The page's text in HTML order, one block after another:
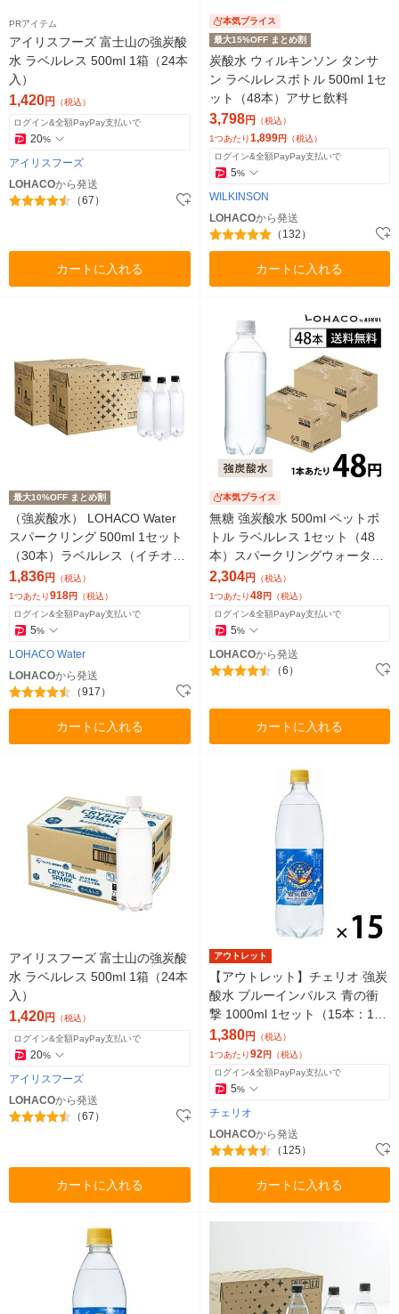
PRアイテム
アイリスフーズ 富士山の強炭酸
水 ラベルレス 500ml 1箱（24本
入）
1,420円 （税込）
ログイン&全額PayPay支払いで
20%
アイリスフーズ
LOHACOから発送
（67）
カートに入れる
本気プライス
最大15%OFF まとめ割
炭酸水 ウィルキンソン タンサ
ン ラベルレスボトル 500ml 1セ
ット（48本）アサヒ飲料
3,798円 （税込）
1つあたり1,899円 （税込）
ログイン&全額PayPay支払いで
5%
WILKINSON
LOHACOから発送
（132）
カートに入れる
最大10%OFF まとめ割
（強炭酸水） LOHACO Water
スパークリング 500ml 1セット
（30本）ラベルレス（イチオ
シ） オリジナル
1,836円
（税込）
1つあたり918円 （税込）
ログイン&全額PayPay支払いで
5%
LOHACO Water
LOHACOから発送
（917）
カートに入れる
本気プライス
無糖 強炭酸水 500ml ペットボ
トル ラベルレス 1セット（48
本）スパークリングウォーター
オリジナル
2,304円
（税込）
1つあたり48円 （税込）
ログイン&全額PayPay支払いで
5%
LOHACOから発送
（6）
カートに入れる
アイリスフーズ 富士山の強炭酸
水 ラベルレス 500ml 1箱（24本
入）
1,420円 （税込）
ログイン&全額PayPay支払いで
20%
アイリスフーズ
LOHACOから発送
（67）
カートに入れる
アウトレット
【アウトレット】チェリオ 強炭
酸水 ブルーインパルス 青の衝
撃 1000ml 1セット（15本：1本
×15） ソーダ 天然水
1,380円 （税込）
1つあたり92 円 （税込）
ログイン&全額PayPay支払いで
5%
チェリオ
LOHACOから発送
（125）
カートに入れる